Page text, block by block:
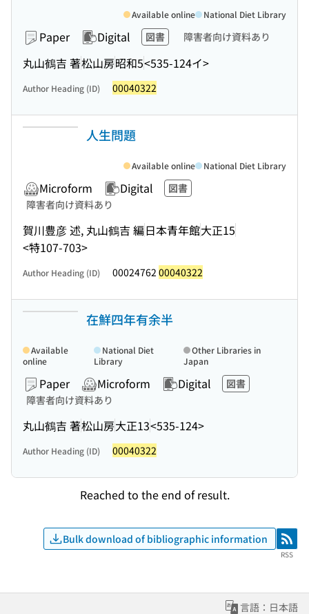
Paper Digital 図書 障害者向け資料あり
丸山鶴吉 著松山房昭和5<535-124イ>
Available online National Diet Library
Author Heading (ID) 00040322
人生問題
Microform Digital
図書
障害者向け資料あり
賀川豊彦 述, 丸山鶴吉 編日本青年館大正15
<特107-703>
Available online National Diet Library
Author Heading (ID) 00024762 00040322
在鮮四年有余半
Paper Microform Digital
図書
障害者向け資料あり
丸山鶴吉 著松山房大正13<535-124>
Available
online
National Diet
Library
Other Libraries in
Japan
Author Heading (ID) 00040322
Reached to the end of result.
Bulk download of bibliographic information RSS
RSS
言語：日本語